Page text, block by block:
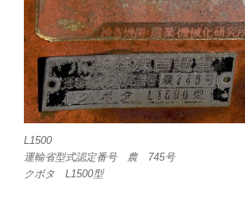
L1500
運輸省型式認定番号 農 745号
クボタ L1500型